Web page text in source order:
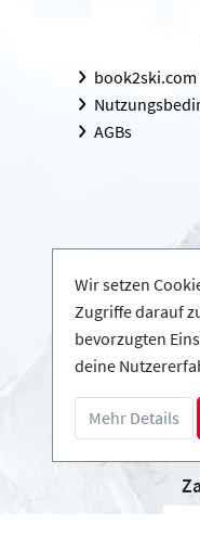
book2ski.com
AGBs
Login -
Partner werden
FAQ - Häufig
Download
Wir setzen
Zugriffe darauf
bevorzugten
deine
Mehr Details